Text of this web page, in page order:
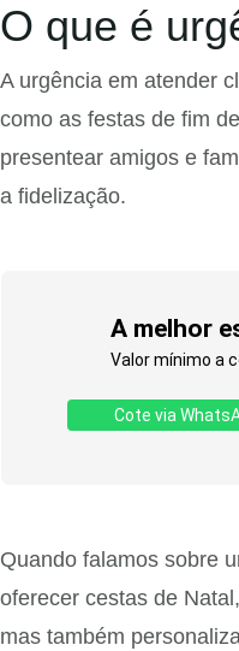
O que é
A urgência em atender
como as festas de fim
presentear amigos e
a fidelização.
A melhor
Valor mínimo a
Cote via
Quando falamos sobre
oferecer cestas de
mas também